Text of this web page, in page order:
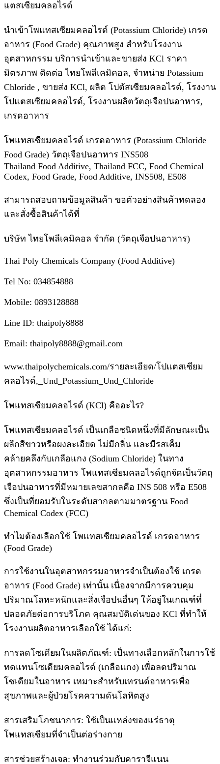
แตสเซียมคลอไรด์
นำเข้าโพแทสเซียมคลอไรด์ (Potassium Chloride) เกรด
อาหาร (Food Grade) คุณภาพสูง สำหรับโรงงาน
อุตสาหกรรม บริการนำเข้าและขายส่ง KCl ราคา
มิตรภาพ ติดต่อ ไทยโพลีเคมิคอล, จำหน่าย Potassium
Chloride , ขายส่ง KCl, ผลิต โปตัสเซียมคลอไรด์, โรงงาน
โปแตสเซียมคลอไรด์, โรงงานผลิตวัตถุเจือปนอาหาร,
เกรดอาหาร
โพแทสเซียมคลอไรด์ เกรดอาหาร (Potassium Chloride
Food Grade) วัตถุเจือปนอาหาร INS508
Thailand Food Additive, Thailand FCC, Food Chemical
Codex, Food Grade, Food Additive, INS508, E508
สามารถสอบถามข้อมูลสินค้า ขอตัวอย่างสินค้าทดลอง
และสั่งซื้อสินค้าได้ที่
บริษัท ไทยโพลีเคมิคอล จำกัด (วัตถุเจือปนอาหาร)
Thai Poly Chemicals Company (Food Additive)
Tel No: 034854888
Mobile: 0893128888
Line ID: thaipoly8888
Email: thaipoly8888@gmail.com
www.thaipolychemicals.com/รายละเอียด/โปแตสเซียม
คลอไรด์,_Und_Potassium_Und_Chloride
โพแทสเซียมคลอไรด์ (KCl) คืออะไร?
โพแทสเซียมคลอไรด์ เป็นเกลือชนิดหนึ่งที่มีลักษณะเป็น
ผลึกสีขาวหรือผงละเอียด ไม่มีกลิ่น และมีรสเค็ม
คล้ายคลึงกับเกลือแกง (Sodium Chloride) ในทาง
อุตสาหกรรมอาหาร โพแทสเซียมคลอไรด์ถูกจัดเป็นวัตถุ
เจือปนอาหารที่มีหมายเลขสากลคือ INS 508 หรือ E508
ซึ่งเป็นที่ยอมรับในระดับสากลตามมาตรฐาน Food
Chemical Codex (FCC)
ทำไมต้องเลือกใช้ โพแทสเซียมคลอไรด์ เกรดอาหาร
(Food Grade)
การใช้งานในอุตสาหกรรมอาหารจำเป็นต้องใช้ เกรด
อาหาร (Food Grade) เท่านั้น เนื่องจากมีการควบคุม
ปริมาณโลหะหนักและสิ่งเจือปนอื่นๆ ให้อยู่ในเกณฑ์ที่
ปลอดภัยต่อการบริโภค คุณสมบัติเด่นของ KCl ที่ทำให้
โรงงานผลิตอาหารเลือกใช้ ได้แก่:
การลดโซเดียมในผลิตภัณฑ์: เป็นทางเลือกหลักในการใช้
ทดแทนโซเดียมคลอไรด์ (เกลือแกง) เพื่อลดปริมาณ
โซเดียมในอาหาร เหมาะสำหรับเทรนด์อาหารเพื่อ
สุขภาพและผู้ป่วยโรคความดันโลหิตสูง
สารเสริมโภชนาการ: ใช้เป็นแหล่งของแร่ธาตุ
โพแทสเซียมที่จำเป็นต่อร่างกาย
สารช่วยสร้างเจล: ทำงานร่วมกับคาราจีแนน